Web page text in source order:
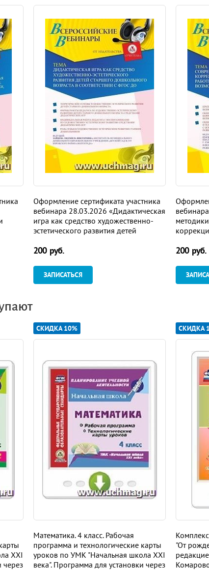
Оформление сертификата участника
вебинара 28.03.2026 «Дидактическая
игра как средство художественно-
эстетического развития детей
соответствии с ФГОС ДО» (объем 2 ч.)
200 руб.
ЗАПИСАТЬСЯ
200 руб.
XXI
через
СКИДКА 10%
Математика. 4 класс. Рабочая
программа и технологические карты
уроков по УМК "Начальная школа XXI
века". Программа для установки через
СКИДКА
"От